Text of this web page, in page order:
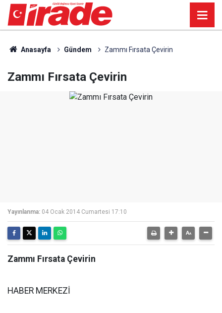
Anasayfa Gündem Zammı Fırsata Çevirin
Zammı Fırsata Çevirin
Yayınlanma: 04 Ocak 2014 Cumartesi 17:10
Zammı Fırsata Çevirin
HABER MERKEZİ